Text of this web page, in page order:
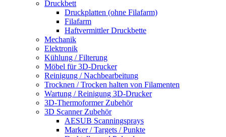
Druckbett
Druckplatten (ohne Filafarm)
Filafarm
Haftvermittler Druckbette
Mechanik
Elektronik
Kühlung / Filterung
Möbel für 3D-Drucker
Reinigung / Nachbearbeitung
Trocknen / Trocken halten von Filamenten
Wartung / Reinigung 3D-Drucker
3D-Thermoformer Zubehör
3D Scanner Zubehör
AESUB Scanningsprays
Marker / Targets / Punkte